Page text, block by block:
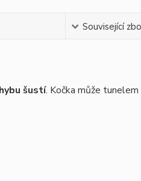
Související
šustí. Kočka může